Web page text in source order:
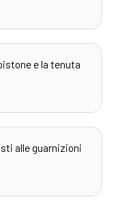
e la tenuta
alle guarnizioni